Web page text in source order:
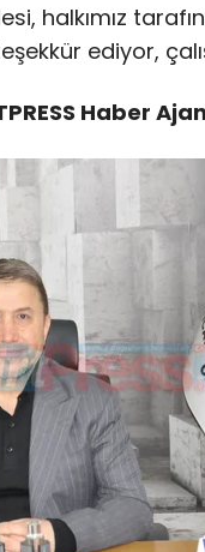
halkımız
teşekkür ediyor,
Haber